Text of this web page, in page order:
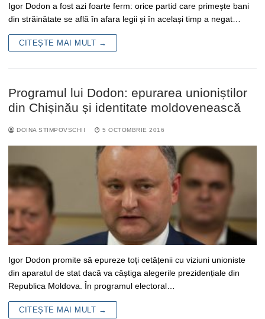
Igor Dodon a fost azi foarte ferm: orice partid care primește bani
din străinătate se află în afara legii și în același timp a negat…
CITEȘTE MAI MULT →
Programul lui Dodon: epurarea unioniștilor
din Chișinău și identitate moldovenească
DOINA STIMPOVSCHII 5 OCTOMBRIE 2016
Igor Dodon promite să epureze toți cetățenii cu viziuni unioniste
din aparatul de stat dacă va câștiga alegerile prezidențiale din
Republica Moldova. În programul electoral…
CITEȘTE MAI MULT →